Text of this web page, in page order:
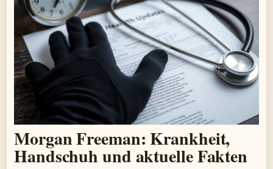
Morgan Freeman: Krankheit,
Handschuh und aktuelle Fakten